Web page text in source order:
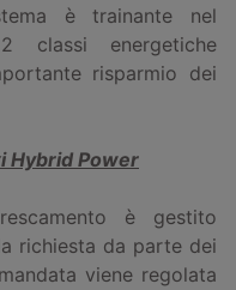
è trainante nel
classi energetiche
risparmio dei
Hybrid Power
è gestito
richiesta da parte dei
viene regolata